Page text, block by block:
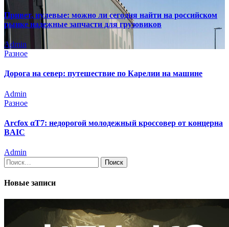
Привет, нулевые: можно ли сегодня найти на российском
рынке надежные запчасти для грузовиков
Admin
Разное
Дорога на север: путешествие по Карелии на машине
Admin
Разное
Arcfox αT7: недорогой молодежный кроссовер от концерна
BAIC
Admin
Найти:
Новые записи